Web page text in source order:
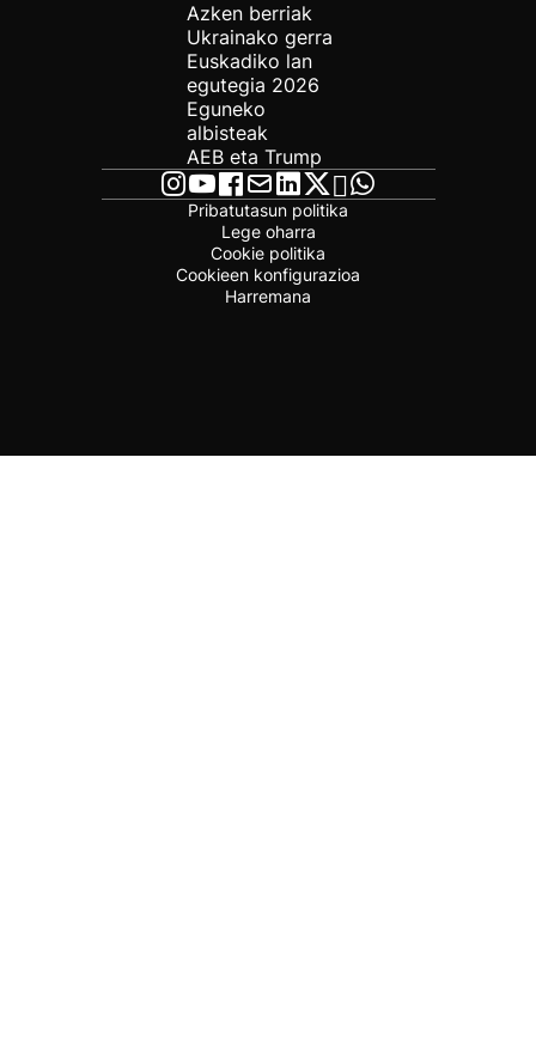
Azken berriak
Ukrainako gerra
Euskadiko lan
egutegia 2026
Eguneko
albisteak
AEB eta Trump
Pribatutasun politika
Lege oharra
Cookie politika
Cookieen konfigurazioa
Harremana